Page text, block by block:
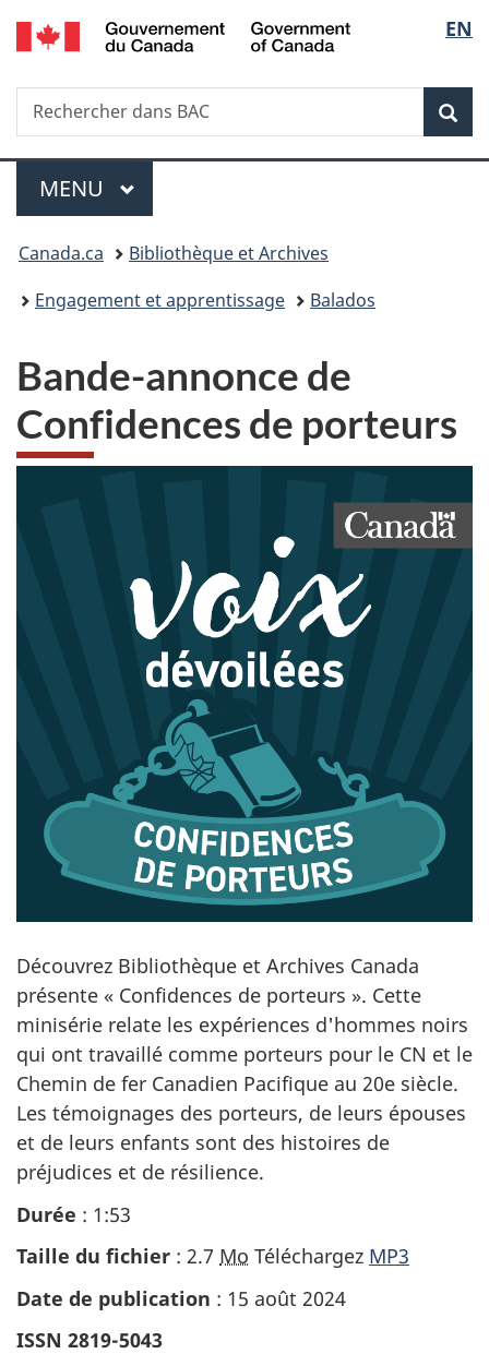
Passer
au
Passer
à
du
Passer
à
simplifiée
de
la
EN
Recherche
Rechercher
dans
Menu
MENU PRINCIPAL
Vous
êtes
Canada.ca
Bibliothèque et Archives
Engagement et apprentissage
Balados
Bande-annonce de
Confidences de porteurs
Découvrez Bibliothèque et Archives Canada
présente « Confidences de porteurs ». Cette
minisérie relate les expériences d'hommes noirs
qui ont travaillé comme porteurs pour le CN et le
Chemin de fer Canadien Pacifique au 20e siècle.
Les témoignages des porteurs, de leurs épouses
et de leurs enfants sont des histoires de
préjudices et de résilience.
Durée : 1:53
Taille du fichier : 2.7 Mo Téléchargez MP3
Date de publication : 15 août 2024
ISSN 2819-5043